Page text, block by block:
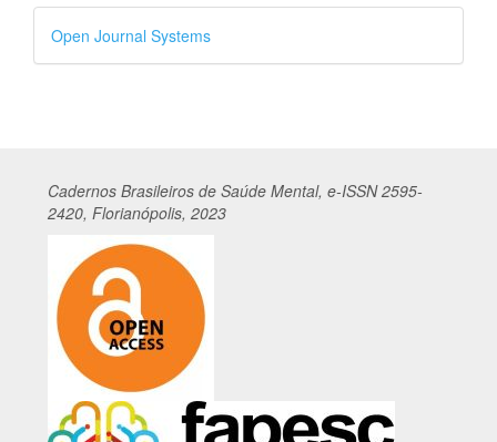
Desenvolvido
por
Open Journal Systems
Cadernos Brasileiros de Saúde Mental, e-ISSN 2595-
2420, Florianópolis, 2023